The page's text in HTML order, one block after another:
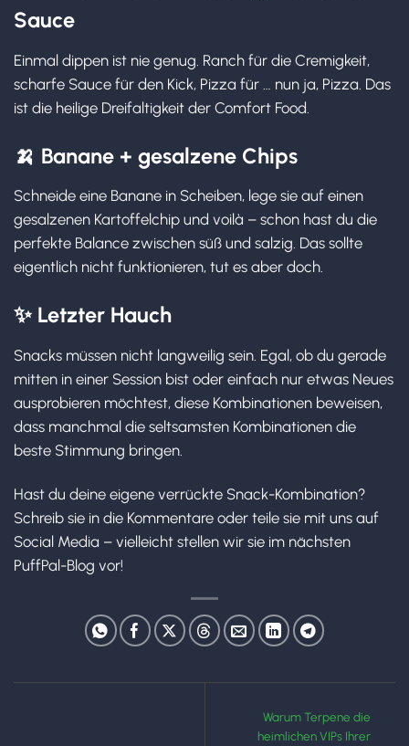
Sauce
Einmal dippen ist nie genug. Ranch für die Cremigkeit,
scharfe Sauce für den Kick, Pizza für … nun ja, Pizza. Das
ist die heilige Dreifaltigkeit der Comfort Food.
🍌 Banane + gesalzene Chips
Schneide eine Banane in Scheiben, lege sie auf einen
gesalzenen Kartoffelchip und voilà – schon hast du die
perfekte Balance zwischen süß und salzig. Das sollte
eigentlich nicht funktionieren, tut es aber doch.
✨ Letzter Hauch
Snacks müssen nicht langweilig sein. Egal, ob du gerade
mitten in einer Session bist oder einfach nur etwas Neues
ausprobieren möchtest, diese Kombinationen beweisen,
dass manchmal die seltsamsten Kombinationen die
beste Stimmung bringen.
Hast du deine eigene verrückte Snack-Kombination?
Schreib sie in die Kommentare oder teile sie mit uns auf
Social Media – vielleicht stellen wir sie im nächsten
PuffPal-Blog vor!
Warum Terpene die
heimlichen VIPs Ihrer